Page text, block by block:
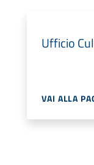
Ufficio
VAI ALLA